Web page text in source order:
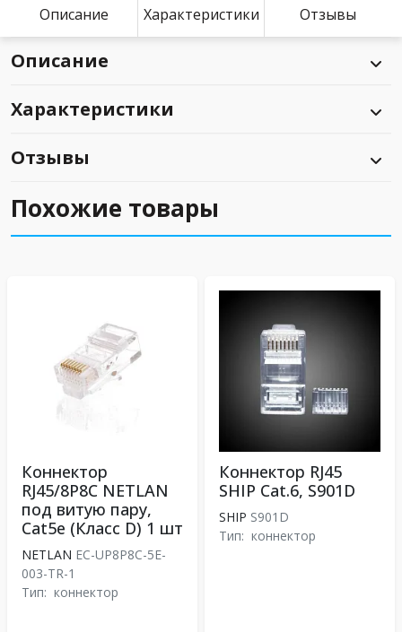
Описание Характеристики Отзывы
Описание
Характеристики
Отзывы
Похожие товары
Коннектор
RJ45/8P8C NETLAN
под витую пару,
Cat5e (Класс D) 1 шт
NETLAN EC-UP8P8C-5E-
003-TR-1
Тип: коннектор
Коннектор RJ45
SHIP Cat.6, S901D
SHIP S901D
Тип: коннектор